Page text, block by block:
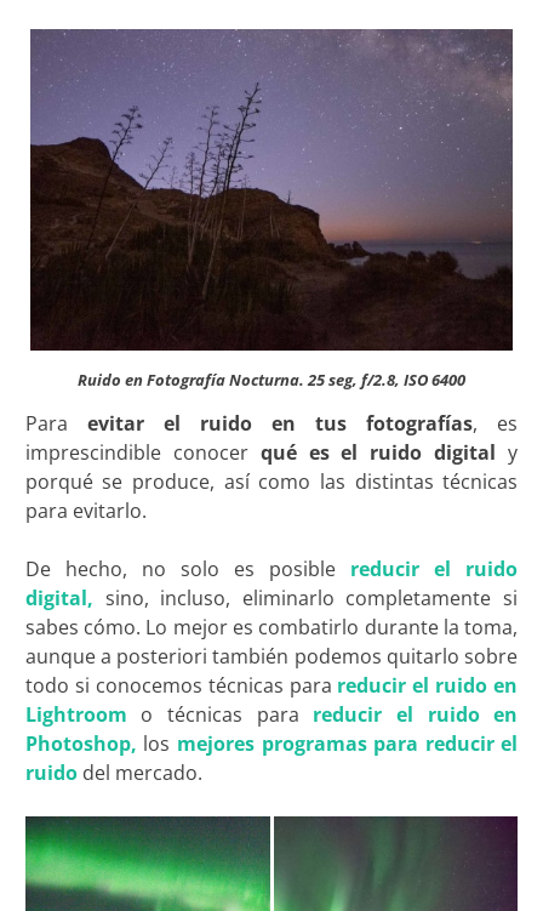
Ruido en Fotografía Nocturna. 25 seg, f/2.8, ISO 6400
Para evitar el ruido en tus fotografías, es
imprescindible conocer qué es el ruido digital y
porqué se produce, así como las distintas técnicas
para evitarlo.
De hecho, no solo es posible reducir el ruido
digital, sino, incluso, eliminarlo completamente si
sabes cómo. Lo mejor es combatirlo durante la toma,
aunque a posteriori también podemos quitarlo sobre
todo si conocemos técnicas para reducir el ruido en
Lightroom o técnicas para reducir el ruido en
Photoshop, los mejores programas para reducir el
ruidodel mercado.